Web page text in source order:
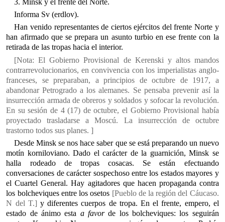
Informa Sv (erdlov).
Han venido representantes de ciertos ejércitos del frente Norte y
han afirmado que se prepara un asunto turbio en ese frente con la
retirada de las tropas hacia el interior.
[Nota: El Gobierno Provisional de Kerenski y altos mandos
contrarrevolucionarios, en convivencia con los imperialistas anglo-
franceses, se preparaban, a principios de octubre de 1917, a
abandonar Petrogrado a los alemanes. Se pensaba prevenir así la
insurrección armada de obreros y soldados y sofocar la revolución.
En su sesión de 4 (17) de octubre, el Gobierno Provisional había
proyectado trasladarse a Moscú. La insurrección de octubre
trastorno todos sus planes. ]
Desde Minsk se nos hace saber que se está preparando un nuevo
motín korniloviano. Dado el carácter de la guarnición, Minsk se
halla rodeado de tropas cosacas. Se están efectuando
conversaciones de carácter sospechoso entre los estados mayores y
el Cuartel General. Hay agitadores que hacen propaganda contra
los bolcheviques entre los osetos [Pueblo de la región del Cáucaso.
N del T.] y diferentes cuerpos de tropa. En el frente, empero, el
estado de ánimo esta a favorde los bolcheviques: los seguirán